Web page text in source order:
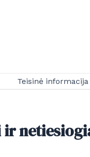
Teisinė informacija